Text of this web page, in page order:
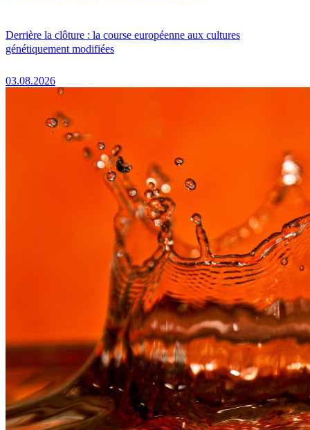
Derrière la clôture : la course européenne aux cultures
génétiquement modifiées
03.08.2026